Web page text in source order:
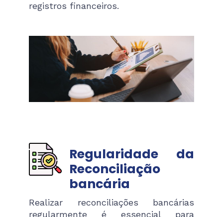
registros financeiros.
Regularidade da
Reconciliação
bancária
Realizar reconciliações bancárias
regularmente é essencial para